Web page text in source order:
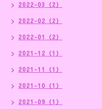
2022-03（2）
2022-02（2）
2022-01（2）
2021-12（1）
2021-11（1）
2021-10（1）
2021-09（1）